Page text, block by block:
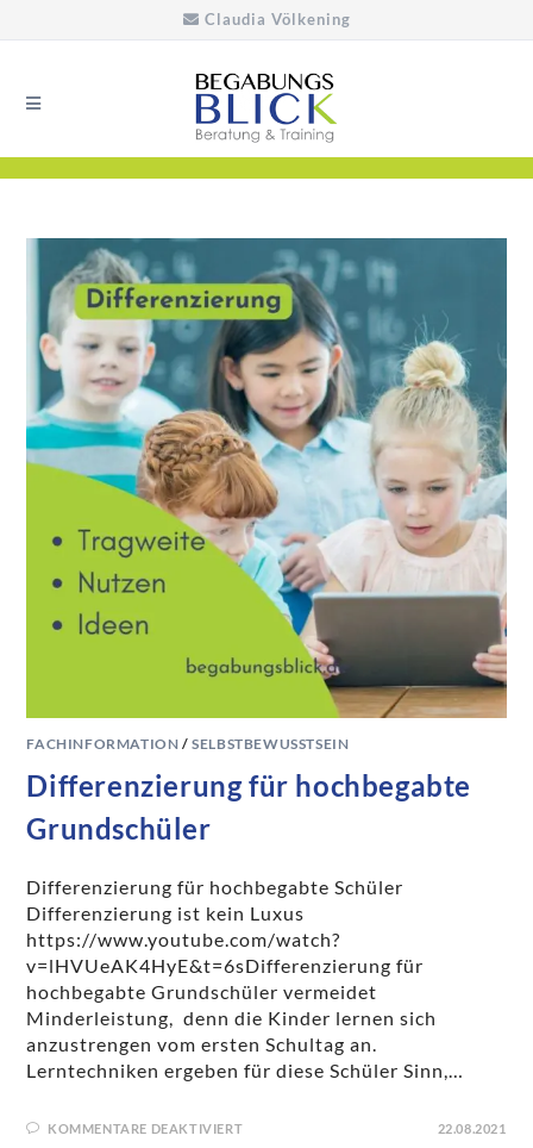
Claudia Völkening
FACHINFORMATION /SELBSTBEWUSSTSEIN
Differenzierung für hochbegabte
Grundschüler
Differenzierung für hochbegabte Schüler
Differenzierung ist kein Luxus
https://www.youtube.com/watch?
v=lHVUeAK4HyE&t=6sDifferenzierung für
hochbegabte Grundschüler vermeidet
Minderleistung, denn die Kinder lernen sich
anzustrengen vom ersten Schultag an.
Lerntechniken ergeben für diese Schüler Sinn,…
KOMMENTARE DEAKTIVIERT 22.08.2021